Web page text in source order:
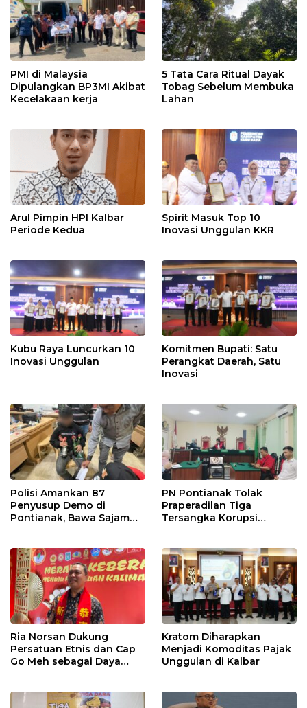
PMI di Malaysia
Dipulangkan BP3MI Akibat
Kecelakaan kerja
5 Tata Cara Ritual Dayak
Tobag Sebelum Membuka
Lahan
Arul Pimpin HPI Kalbar
Periode Kedua
Spirit Masuk Top 10
Inovasi Unggulan KKR
Kubu Raya Luncurkan 10
Inovasi Unggulan
Komitmen Bupati: Satu
Perangkat Daerah, Satu
Inovasi
Polisi Amankan 87
Penyusup Demo di
Pontianak, Bawa Sajam
PN Pontianak Tolak
Praperadilan Tiga
Tersangka Korupsi
Ria Norsan Dukung
Persatuan Etnis dan Cap
Go Meh sebagai Daya
Kratom Diharapkan
Menjadi Komoditas Pajak
Unggulan di Kalbar